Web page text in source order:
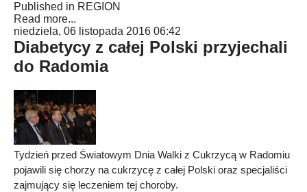
Published in REGION
Read more...
niedziela, 06 listopada 2016 06:42
Diabetycy z całej Polski przyjechali
do Radomia
Tydzień przed Światowym Dnia Walki z Cukrzycą w Radomiu
pojawili się chorzy na cukrzycę z całej Polski oraz specjaliści
zajmujący się leczeniem tej choroby.